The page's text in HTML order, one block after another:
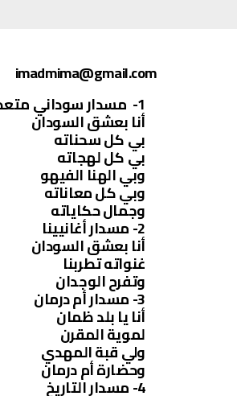
imadmima@gmail.com
أنا بعشق السودان
بي كل سحناته
بي كل لهجاته
وبي الهنا الفيهو
وبي كل معاناته
وجمال حكاياته
أنا بعشق السودان
غنواته تطربنا
وتفرح الوجدان
أنا يا بلد ظمان
لموية المقرن
ولي قبة المهدي
وحضارة أم درمان
4- مسدار التاريخ